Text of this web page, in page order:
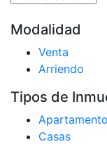
Modalidad
Venta
Arriendo
Tipos de
Casas